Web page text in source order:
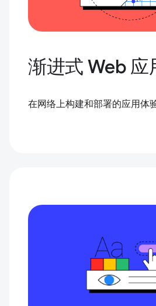
渐进式 Web 应
在网络上构建和部署的应用体